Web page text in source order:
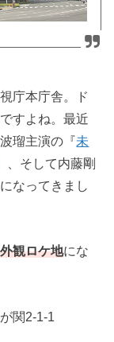
庁本庁舎。ド
すよね。最近
瑠主演の『未
、そして内藤剛
なってきまし
観ロケ地にな
関2-1-1